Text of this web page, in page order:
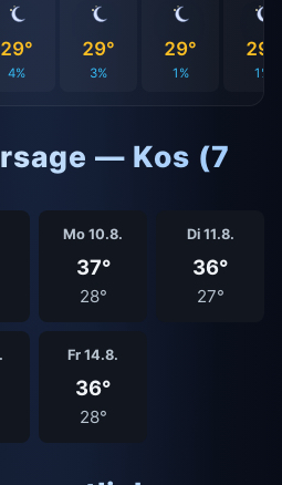
29°
4%
29°
3%
29°
1%
29°
1%
— Kos (7
Mo 10.8.
37°
28°
Di 11.8.
36°
27°
Fr 14.8.
36°
28°